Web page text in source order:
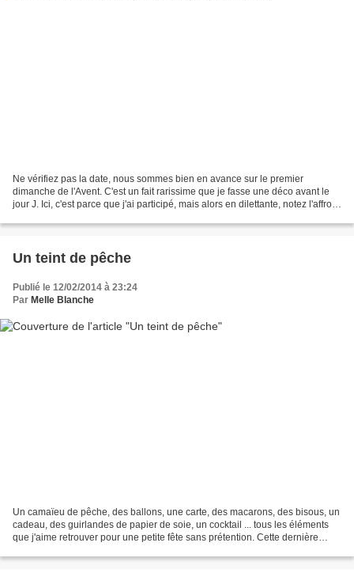
Ne vérifiez pas la date, nous sommes bien en avance sur le premier
dimanche de l'Avent. C'est un fait rarissime que je fasse une déco avant le
jour J. Ici, c'est parce que j'ai participé, mais alors en dilettante, notez l'affront
Un teint de pêche
Publié le 12/02/2014 à 23:24
Par Melle Blanche
Un camaïeu de pêche, des ballons, une carte, des macarons, des bisous, un
cadeau, des guirlandes de papier de soie, un cocktail ... tous les éléments
que j'aime retrouver pour une petite fête sans prétention. Cette dernière